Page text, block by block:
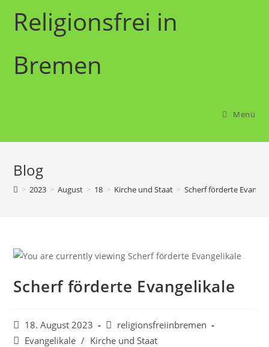
InhaltReligionsfrei in
Bremen
Menü
Blog
> 2023 > August > 18 > Kirche und Staat > Scherf förderte
Scherf förderte Evangelikale
Beitrag
veröffentlicht:
18. August 2023
Beitrags-
Autor:
religionsfreiinbremen
Beitrags-
Evangelikale / Kirche und Staat